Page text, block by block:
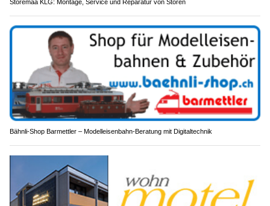
Storemaa KLG: Montage, Service und Reparatur von Storen
Bähnli-Shop Barmettler – Modelleisenbahn-Beratung mit Digitaltechnik